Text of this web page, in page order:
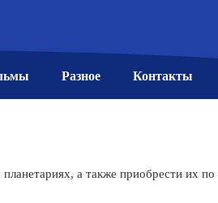
Разное Контакты
а также приобрести их